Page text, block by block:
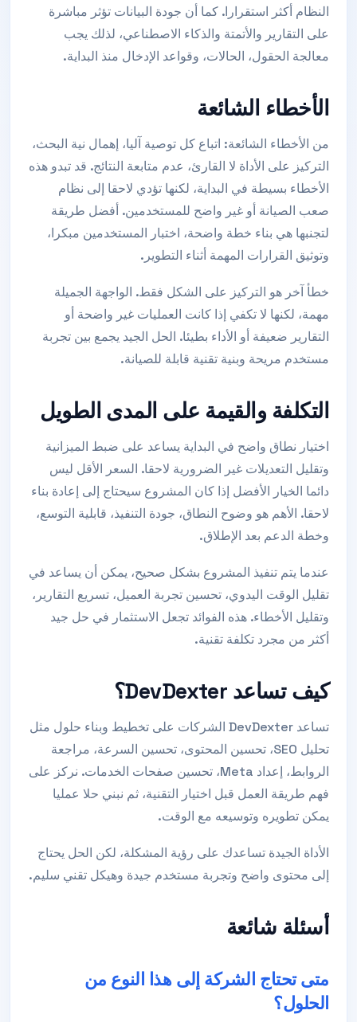
النظام أكثر استقرارا. كما أن جودة البيانات تؤثر مباشرة
على التقارير والأتمتة والذكاء الاصطناعي، لذلك يجب
معالجة الحقول، الحالات، وقواعد الإدخال منذ البداية.
الأخطاء الشائعة
من الأخطاء الشائعة: اتباع كل توصية آليا، إهمال نية البحث،
التركيز على الأداة لا القارئ، عدم متابعة النتائج. قد تبدو هذه
الأخطاء بسيطة في البداية، لكنها تؤدي لاحقا إلى نظام
صعب الصيانة أو غير واضح للمستخدمين. أفضل طريقة
لتجنبها هي بناء خطة واضحة، اختبار المستخدمين مبكرا،
وتوثيق القرارات المهمة أثناء التطوير.
خطأ آخر هو التركيز على الشكل فقط. الواجهة الجميلة
مهمة، لكنها لا تكفي إذا كانت العمليات غير واضحة أو
التقارير ضعيفة أو الأداء بطيئا. الحل الجيد يجمع بين تجربة
مستخدم مريحة وبنية تقنية قابلة للصيانة.
التكلفة والقيمة على المدى الطويل
اختيار نطاق واضح في البداية يساعد على ضبط الميزانية
وتقليل التعديلات غير الضرورية لاحقا. السعر الأقل ليس
دائما الخيار الأفضل إذا كان المشروع سيحتاج إلى إعادة بناء
لاحقا. الأهم هو وضوح النطاق، جودة التنفيذ، قابلية التوسع،
وخطة الدعم بعد الإطلاق.
عندما يتم تنفيذ المشروع بشكل صحيح، يمكن أن يساعد في
تقليل الوقت اليدوي، تحسين تجربة العميل، تسريع التقارير،
وتقليل الأخطاء. هذه الفوائد تجعل الاستثمار في حل جيد
أكثر من مجرد تكلفة تقنية.
كيف تساعد DevDexter؟
تساعد DevDexter الشركات على تخطيط وبناء حلول مثل
تحليل SEO، تحسين المحتوى، تحسين السرعة، مراجعة
الروابط، إعداد Meta، تحسين صفحات الخدمات. نركز على
فهم طريقة العمل قبل اختيار التقنية، ثم نبني حلا عمليا
يمكن تطويره وتوسيعه مع الوقت.
الأداة الجيدة تساعدك على رؤية المشكلة، لكن الحل يحتاج
إلى محتوى واضح وتجربة مستخدم جيدة وهيكل تقني سليم.
أسئلة شائعة
متى تحتاج الشركة إلى هذا النوع من
الحلول؟